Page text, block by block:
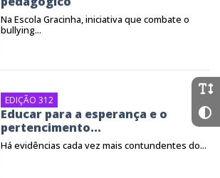
Na Escola Gracinha, iniciativa que combate o
bullying...
EDIÇÃO 312
Educar para a esperança e o
pertencimento...
Há evidências cada vez mais contundentes do...